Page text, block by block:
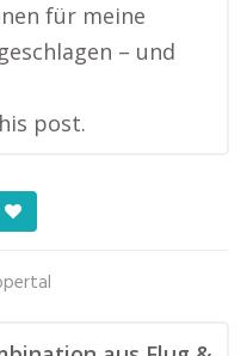
für meine
– und
post.